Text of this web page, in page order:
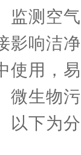
监测空
影响洁
使用，
微生物
以下为